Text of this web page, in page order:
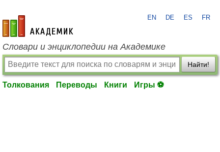
academic.ru
EN DE ES FR
Словари и энциклопедии на Академике
Найти!
Толкования Переводы Книги Игры ⚽